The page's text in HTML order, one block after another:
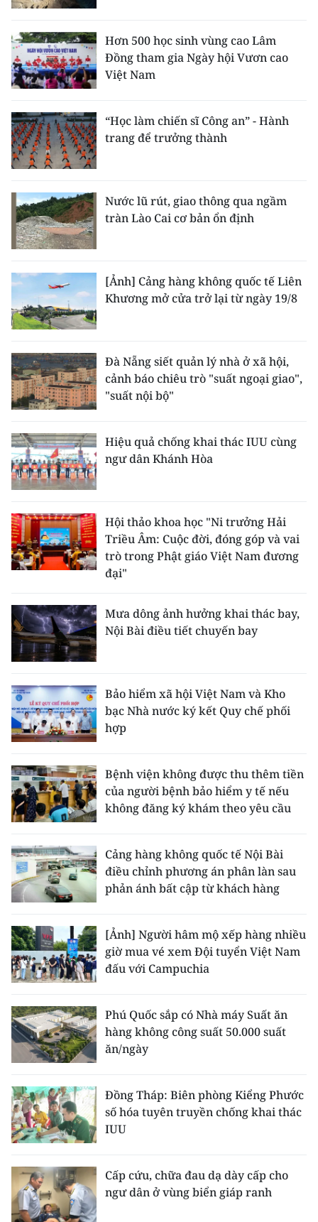
Hơn 500 học sinh vùng cao Lâm
Đồng tham gia Ngày hội Vươn cao
Việt Nam
“Học làm chiến sĩ Công an” - Hành
trang để trưởng thành
Nước lũ rút, giao thông qua ngầm
tràn Lào Cai cơ bản ổn định
[Ảnh] Cảng hàng không quốc tế Liên
Khương mở cửa trở lại từ ngày 19/8
Đà Nẵng siết quản lý nhà ở xã hội,
cảnh báo chiêu trò "suất ngoại giao",
"suất nội bộ"
Hiệu quả chống khai thác IUU cùng
ngư dân Khánh Hòa
Hội thảo khoa học "Ni trưởng Hải
Triều Âm: Cuộc đời, đóng góp và vai
trò trong Phật giáo Việt Nam đương
đại"
Mưa dông ảnh hưởng khai thác bay,
Nội Bài điều tiết chuyến bay
Bảo hiểm xã hội Việt Nam và Kho
bạc Nhà nước ký kết Quy chế phối
hợp
Bệnh viện không được thu thêm tiền
của người bệnh bảo hiểm y tế nếu
không đăng ký khám theo yêu cầu
Cảng hàng không quốc tế Nội Bài
điều chỉnh phương án phân làn sau
phản ánh bất cập từ khách hàng
[Ảnh] Người hâm mộ xếp hàng nhiều
giờ mua vé xem Đội tuyển Việt Nam
đấu với Campuchia
Phú Quốc sắp có Nhà máy Suất ăn
hàng không công suất 50.000 suất
ăn/ngày
Đồng Tháp: Biên phòng Kiểng Phước
số hóa tuyên truyền chống khai thác
IUU
Cấp cứu, chữa đau dạ dày cấp cho
ngư dân ở vùng biển giáp ranh